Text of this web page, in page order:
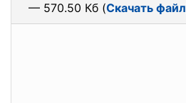
— 570.50 Кб (Скачать файл